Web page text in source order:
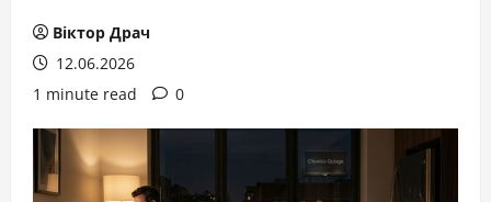
Віктор Драч
12.06.2026
1 minute read
0